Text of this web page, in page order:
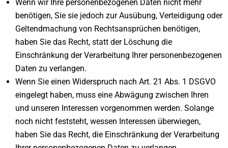
Wenn wir Ihre personenbezogenen Daten nicht mehr
benötigen, Sie sie jedoch zur Ausübung, Verteidigung oder
Geltendmachung von Rechtsansprüchen benötigen,
haben Sie das Recht, statt der Löschung die
Einschränkung der Verarbeitung Ihrer personenbezogenen
Daten zu verlangen.
Wenn Sie einen Widerspruch nach Art. 21 Abs. 1 DSGVO
eingelegt haben, muss eine Abwägung zwischen Ihren
und unseren Interessen vorgenommen werden. Solange
noch nicht feststeht, wessen Interessen überwiegen,
haben Sie das Recht, die Einschränkung der Verarbeitung